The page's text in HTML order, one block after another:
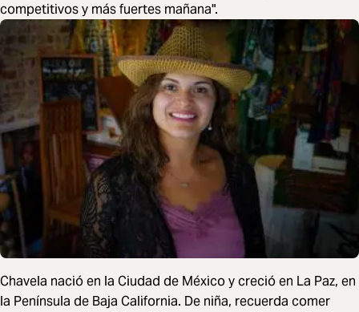
competitivos y más fuertes mañana".
Chavela nació en la Ciudad de México y creció en La Paz, en
la Península de Baja California. De niña, recuerda comer